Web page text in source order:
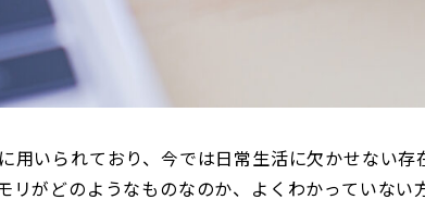
用いられており、今では日常生活に欠かせない存
リがどのようなものなのか、よくわかっていない